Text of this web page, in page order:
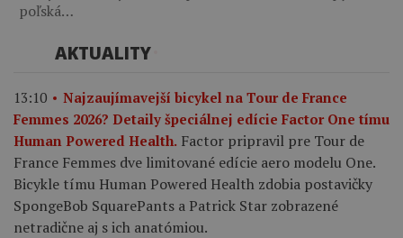
poľská…
AKTUALITY
13:10
Najzaujímavejší bicykel na Tour de France
Femmes 2026? Detaily špeciálnej edície Factor One tímu
Human Powered Health. Factor pripravil pre Tour de
France Femmes dve limitované edície aero modelu One.
Bicykle tímu Human Powered Health zdobia postavičky
SpongeBob SquarePants a Patrick Star zobrazené
netradične aj s ich anatómiou.